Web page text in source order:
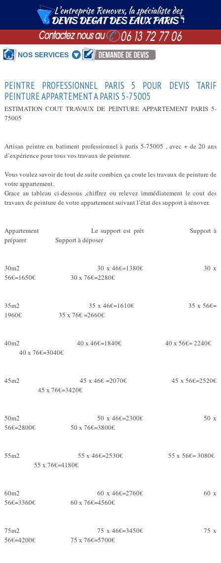
NOS SERVICES
PEINTRE PROFESSIONNEL PARIS 5 POUR DEVIS TARIF
PEINTURE APPARTEMENT A PARIS 5-75005
ESTIMATION COUT TRAVAUX DE PEINTURE APPARTEMENT PARIS 5-
75005
Artisan peintre en batiment professionnel à paris 5-75005 , avec + de 20 ans
d’expérience pour tous vos travaux de peinture.
Vous voulez savoir de tout de suite combien ça coute les travaux de peinture de
votre appartement.
Grace au tableau ci-dessous ,chiffrez ou relevez immédiatement le cout des
travaux de peinture de votre appartement suivant l’état des support à rénover.
Appartement Le support est prêt Support à
préparer Support à déposer
30m2 30 x 46€=1380€ 30 x
56€=1650€ 30 x 76€=2280€
35m2 35 x 46€=1610€ 35 x 56€=
1960€ 35 x 76€ =2660€
40m2 40 x 46€=1840€ 40 x 56€= 2240€
40 x 76€=3040€
45m2 45 x 46€ =2070€ 45 x 56€=2520€
45 x 76€=3420€
50m2 50 x 46€=2300€ 50 x
56€=2800€ 50 x 76€=3800€
55m2 55 x 46€=2530€ 55 x 56€= 3080€
55 x 76€=4180€
60m2 60 x 46€=2760€ 60 x
56€=3360€ 60 x 76€=4560€
75m2 75 x 46€=3450€ 75 x
56€=4200€ 75 x 76€=5700€